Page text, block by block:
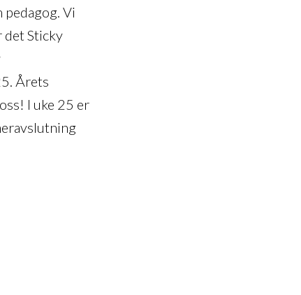
pedagog. Vi
det Sticky
Årets
I uke 25 er